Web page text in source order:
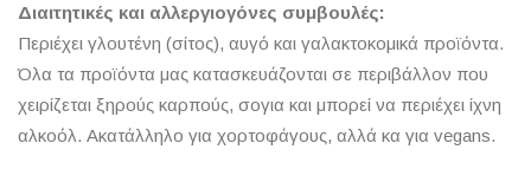
Διαιτητικές και αλλεργιογόνες συμβουλές:
Περιέχει γλουτένη (σίτος), αυγό και γαλακτοκομικά προϊόντα.
Όλα τα προϊόντα μας κατασκευάζονται σε περιβάλλον που
χειρίζεται ξηρούς καρπούς, σογια και μπορεί να περιέχει ίχνη
αλκοόλ. Ακατάλληλο για χορτοφάγους, αλλά κα για vegans.